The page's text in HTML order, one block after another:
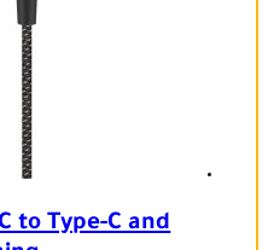
to Type-C and